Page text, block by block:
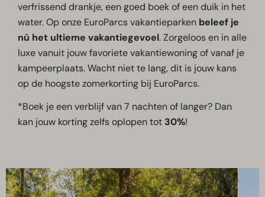
verfrissend drankje, een goed boek of een duik in het
water. Op onze EuroParcs vakantieparken beleef je
nú het ultieme vakantiegevoel. Zorgeloos en in alle
luxe vanuit jouw favoriete vakantiewoning of vanaf je
kampeerplaats. Wacht niet te lang, dit is jouw kans
op de hoogste zomerkorting bij EuroParcs.
*Boek je een verblijf van 7 nachten of langer? Dan
kan jouw korting zelfs oplopen tot 30%!